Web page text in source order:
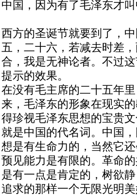
中国，因为有了毛泽东才叫
西方的圣诞节就要到了，
五，二十六，若减去时差
合，我是无神论者。不过
提示的效果。
在没有毛主席的二十五年
来，毛泽东的形象在现实
得珍视毛泽东思想的宝贵
就是中国的代名词。中国
想是有生命力的，当然它
预见能力是有限的。革命
是有一点是肯定的，树欲
追求的那样一个无限光明